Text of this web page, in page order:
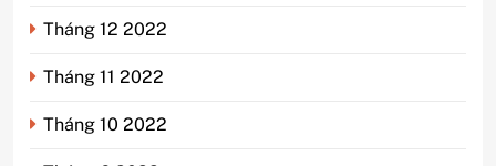
Tháng 12 2022
Tháng 11 2022
Tháng 10 2022